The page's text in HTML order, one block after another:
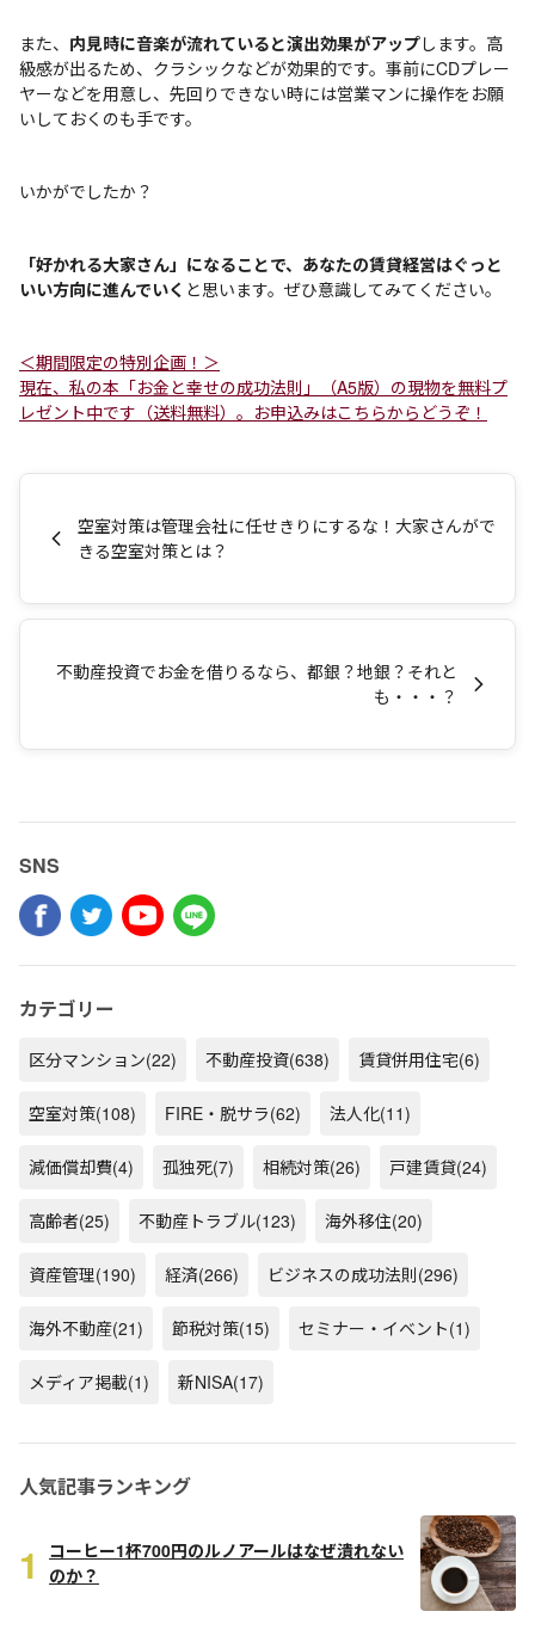
また、 内見時に音楽が流れていると演出効果がアップします。高
級感が出るため、クラシックなどが効果的です。事前にCDプレー
ヤーなどを用意し、先回りできない時には営業マンに操作をお願
いしておくのも手です。
いかがでしたか？
「好かれる大家さん」になることで、あなたの賃貸経営はぐっと
いい方向に進んでいく と思います。ぜひ意識してみてください。
＜期間限定の特別企画！＞
現在、私の本「お金と幸せの成功法則」（A5版）の現物を無料プ
レゼント中です（送料無料）。お申込みはこちらからどうぞ！
空室対策は管理会社に任せきりにするな！大家さんがで
きる空室対策とは？
不動産投資でお金を借りるなら、都銀？地銀？それと
も・・・？
SNS
カテゴリー
区分マンション(22) 不動産投資(638) 賃貸併用住宅(6)
空室対策(108) FIRE・脱サラ(62) 法人化(11)
減価償却費(4) 孤独死(7) 相続対策(26) 戸建賃貸(24)
高齢者(25) 不動産トラブル(123) 海外移住(20)
資産管理(190) 経済(266) ビジネスの成功法則(296)
海外不動産(21) 節税対策(15) セミナー・イベント(1)
メディア掲載(1) 新NISA(17)
人気記事ランキング
1
コーヒー1杯700円のルノアールはなぜ潰れない
のか？